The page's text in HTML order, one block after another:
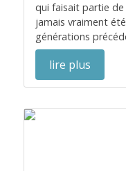
qui faisait partie de
jamais vraiment
générations
lire plus